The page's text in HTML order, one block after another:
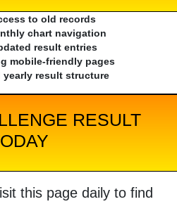
to old records
chart navigation
result entries
mobile-friendly pages
yearly result structure
RESULT
this page daily to find